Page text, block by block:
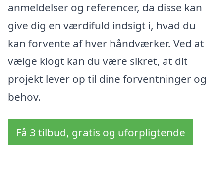
anmeldelser og referencer, da disse kan
give dig en værdifuld indsigt i, hvad du
kan forvente af hver håndværker. Ved at
vælge klogt kan du være sikret, at dit
projekt lever op til dine forventninger og
behov.
Få 3 tilbud, gratis og uforpligtende